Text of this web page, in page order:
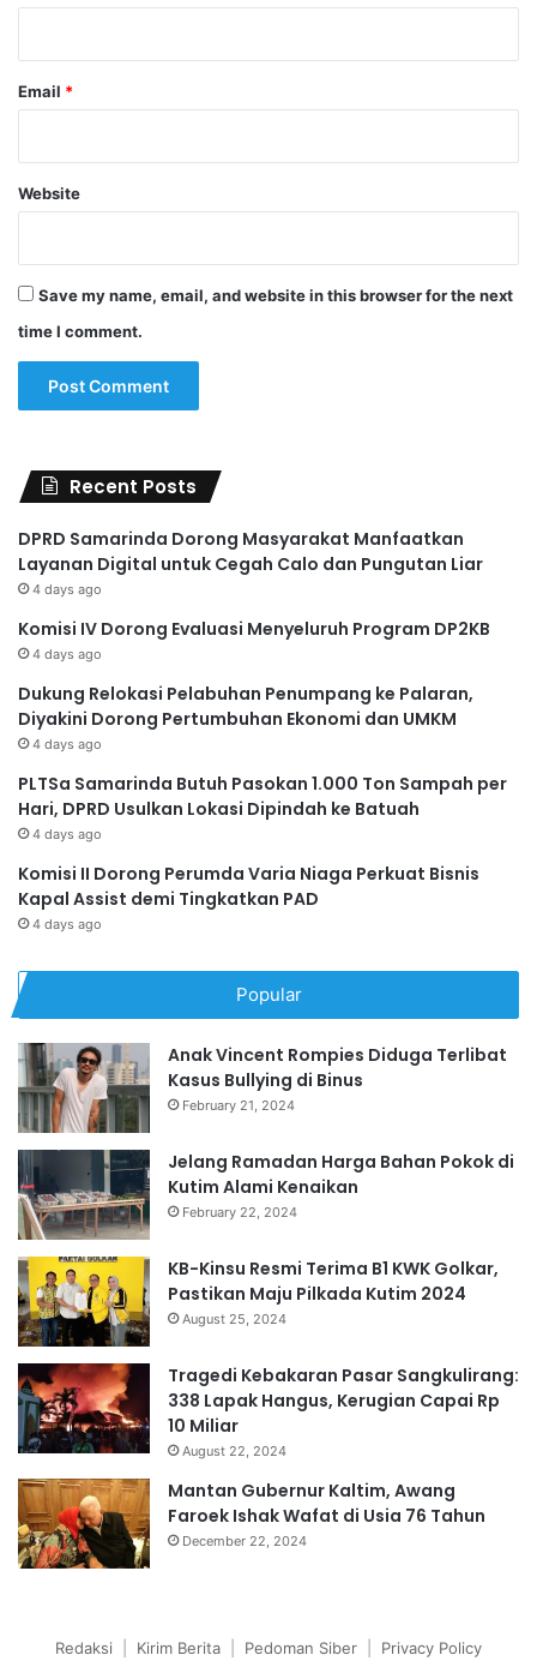
Email *
Website
Save my name, email, and website in this browser for the next
time I comment.
Recent Posts
DPRD Samarinda Dorong Masyarakat Manfaatkan
Layanan Digital untuk Cegah Calo dan Pungutan Liar
4 days ago
Komisi IV Dorong Evaluasi Menyeluruh Program DP2KB
4 days ago
Dukung Relokasi Pelabuhan Penumpang ke Palaran,
Diyakini Dorong Pertumbuhan Ekonomi dan UMKM
4 days ago
PLTSa Samarinda Butuh Pasokan 1.000 Ton Sampah per
Hari, DPRD Usulkan Lokasi Dipindah ke Batuah
4 days ago
Komisi II Dorong Perumda Varia Niaga Perkuat Bisnis
Kapal Assist demi Tingkatkan PAD
4 days ago
Popular
Anak Vincent Rompies Diduga Terlibat
Kasus Bullying di Binus
February 21, 2024
Jelang Ramadan Harga Bahan Pokok di
Kutim Alami Kenaikan
February 22, 2024
KB-Kinsu Resmi Terima B1 KWK Golkar,
Pastikan Maju Pilkada Kutim 2024
August 25, 2024
Tragedi Kebakaran Pasar Sangkulirang:
338 Lapak Hangus, Kerugian Capai Rp
10 Miliar
August 22, 2024
Mantan Gubernur Kaltim, Awang
Faroek Ishak Wafat di Usia 76 Tahun
December 22, 2024
Redaksi Kirim Berita Pedoman Siber Privacy Policy